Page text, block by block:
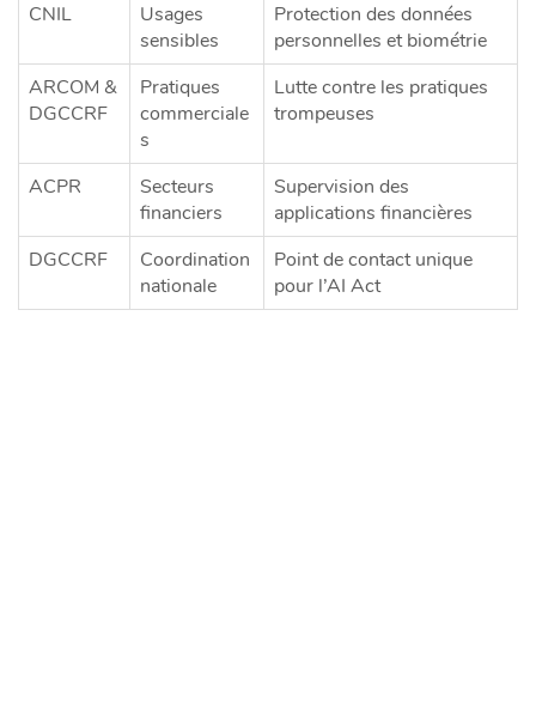
CNIL
Usages
sensibles
Protection des données
personnelles et biométrie
ARCOM &
DGCCRF
Pratiques
commerciale
s
Lutte contre les pratiques
trompeuses
ACPR
Secteurs
financiers
Supervision des
applications financières
DGCCRF
Coordination
nationale
Point de contact unique
pour l’AI Act